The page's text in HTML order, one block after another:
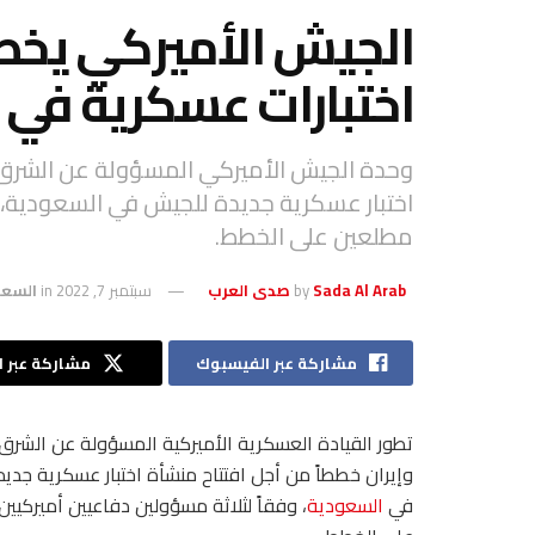
الجيش الأميركي
اختبارات عسكرية
وحدة الجيش الأميركي المسؤولة عن
اختبار عسكرية جديدة للجيش في
مطلعين على الخطط.
bySada Al Arab صدى العرب سبتمبر 7, 2022 in
مشاركة عبر الفيسبوك مشاركة عبر
تطور القيادة العسكرية الأميركية المسؤولة عن
وإيران خططاً من أجل افتتاح منشأة اختبار عسكرية
في السعودية، وفقاً لثلاثة مسؤولين دفاعيين